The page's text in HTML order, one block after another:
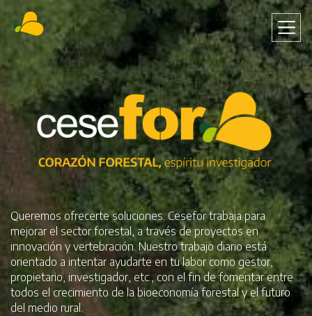
Pasar
contenido
principal
Queremos ofrecerte soluciones. Cesefor trabaja para
mejorar el sector forestal, a través de proyectos en
innovación y vertebración. Nuestro trabajo diario está
orientado a intentar ayudarte en tu labor como gestor,
propietario, investigador, etc., con el fin de fomentar entre
todos el crecimiento de la bioeconomía forestal y el futuro
del medio rural.